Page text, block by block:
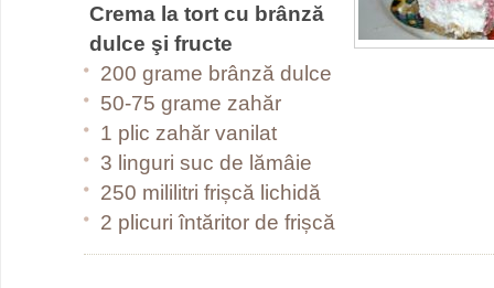
Crema la tort cu brânză
dulce şi fructe
200 grame brânză dulce
50-75 grame zahăr
1 plic zahăr vanilat
3 linguri suc de lămâie
250 mililitri frișcă lichidă
2 plicuri întăritor de frișcă